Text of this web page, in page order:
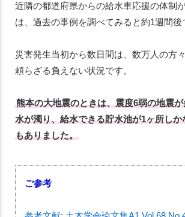
近隣の都道府県からの給水車応援の体制
は、過去の事例を調べてみると約1週間後
災害発生当初から数日間は、数万人の方
頼らざる負えない状況です。
熊本の大地震のときは、震度6弱の地震
水が濁り、給水できる貯水池が1ヶ所し
もありました。
ご参考